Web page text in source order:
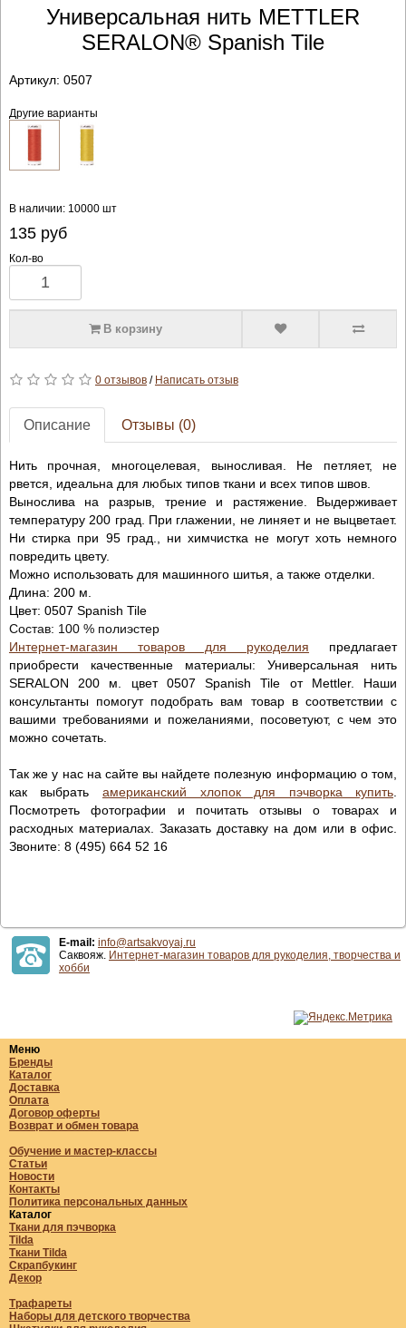
Универсальная нить METTLER
SERALON® Spanish Tile
Артикул: 0507
Другие варианты
В наличии: 10000 шт
135руб
Кол-во
В корзину
0 отзывов/ Написать отзыв
Описание Отзывы (0)
Нить прочная, многоцелевая, выносливая. Не петляет, не
рвется, идеальна для любых типов ткани и всех типов швов.
Вынослива на разрыв, трение и растяжение. Выдерживает
температуру 200 град. При глажении, не линяет и не выцветает.
Ни стирка при 95 град., ни химчистка не могут хоть немного
повредить цвету.
Можно использовать для машинного шитья, а также отделки.
Длина: 200 м.
Цвет: 0507 Spanish Tile
Состав: 100 % полиэстер
Интернет-магазин товаров для рукоделия предлагает
приобрести качественные материалы: Универсальная нить
SERALON 200 м. цвет 0507 Spanish Tile от Mettler. Наши
консультанты помогут подобрать вам товар в соответствии с
вашими требованиями и пожеланиями, посоветуют, с чем это
можно сочетать.
Так же у нас на сайте вы найдете полезную информацию о том,
как выбрать американский хлопок для пэчворка купить
Посмотреть фотографии и почитать отзывы о товарах и
расходных материалах. Заказать доставку на дом или в офис.
Звоните: 8 (495) 664 52 16
E-mail: info@artsakvoyaj.ru
Саквояж. Интернет-магазин товаров для рукоделия, творчества и
хобби
Меню
Бренды
Каталог
Доставка
Оплата
Договор оферты
Возврат и обмен товара
Обучение и мастер-классы
Статьи
Новости
Контакты
Политика персональных данных
Каталог
Ткани для пэчворка
Tilda
Ткани Tilda
Скрапбукинг
Декор
Трафареты
Наборы для детского творчества